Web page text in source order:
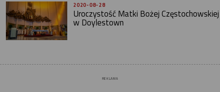
2020-08-28
Uroczystość Matki Bożej Częstochowskiej
w Doylestown
REKLAMA